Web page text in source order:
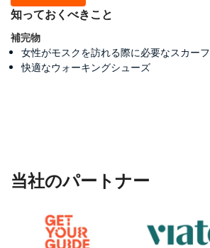
知っておくべきこと
補完物
女性がモスクを訪れる際に必要なスカーフ
快適なウォーキングシューズ
当社のパートナー